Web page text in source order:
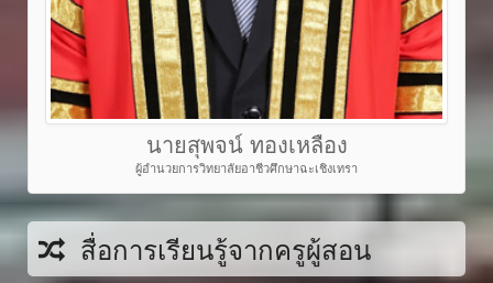
นายสุพจน์ ทองเหลือง
ผู้อำนวยการวิทยาลัยอาชีวศึกษาฉะเชิงเทรา
สื่อการเรียนรู้จากครูผู้สอน